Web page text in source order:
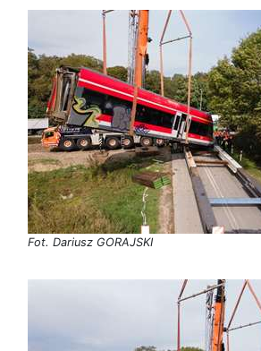
Fot. Dariusz GORAJSKI